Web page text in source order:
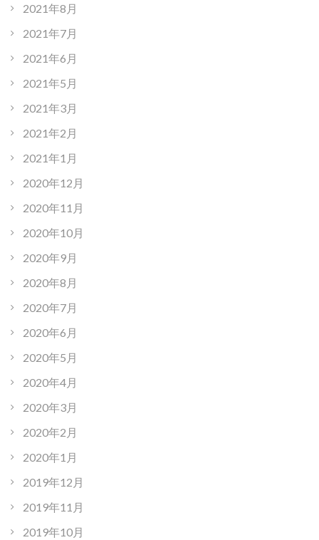
2021年8月
2021年7月
2021年6月
2021年5月
2021年3月
2021年2月
2021年1月
2020年12月
2020年11月
2020年10月
2020年9月
2020年8月
2020年7月
2020年6月
2020年5月
2020年4月
2020年3月
2020年2月
2020年1月
2019年12月
2019年11月
2019年10月